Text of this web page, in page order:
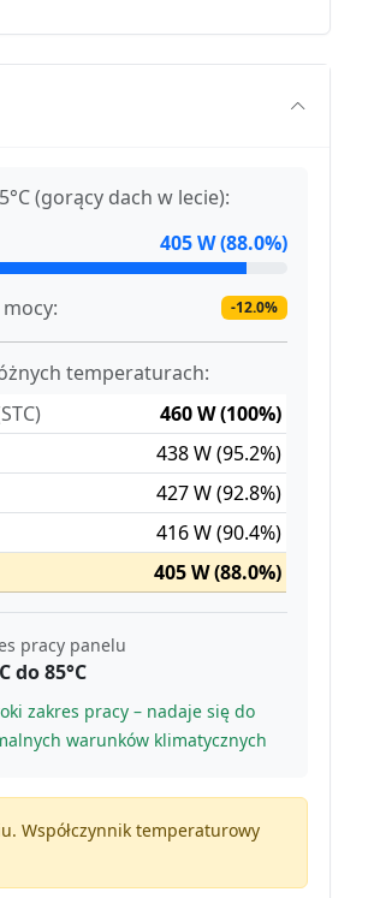
(gorący dach w lecie):
405 W (88.0%)
-12.0%
temperaturach:
460 W (100%)
438 W (95.2%)
427 W (92.8%)
416 W (90.4%)
405 W (88.0%)
pracy panelu
do 85°C
zakres pracy – nadaje się do
warunków klimatycznych
Współczynnik temperaturowy